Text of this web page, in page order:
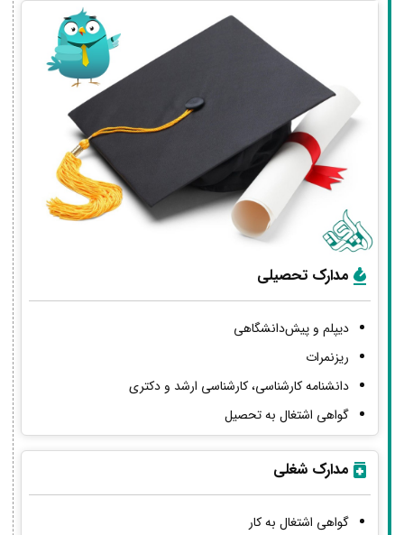
مدارک تحصیلی
دیپلم و پیش‌دانشگاهی
ریزنمرات
دانشنامه کارشناسی، کارشناسی ارشد و دکتری
گواهی اشتغال به تحصیل
مدارک شغلی
گواهی اشتغال به کار